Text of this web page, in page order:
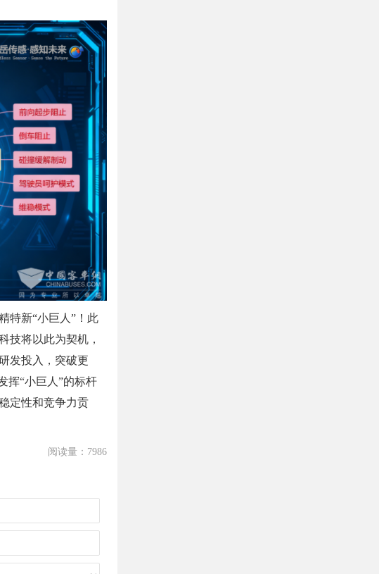
特新“小巨人”！此
技将以此为契机，
发投入，突破更
挥“小巨人”的标杆
定性和竞争力贡
阅读量：7986